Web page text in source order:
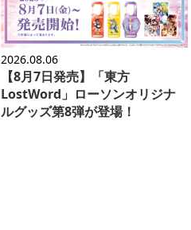
2026.08.06
【8月7日発売】「東方
LostWord」ローソンオリジナ
ルグッズ第8弾が登場！